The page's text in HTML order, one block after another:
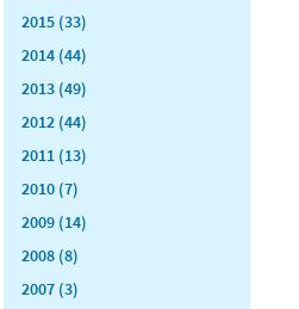
2015 (33)
2014 (44)
2013 (49)
2012 (44)
2011 (13)
2010 (7)
2009 (14)
2008 (8)
2007 (3)